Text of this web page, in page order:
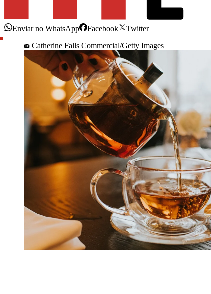
Enviar no WhatsApp Facebook
Twitter
Catherine Falls Commercial/Getty Images